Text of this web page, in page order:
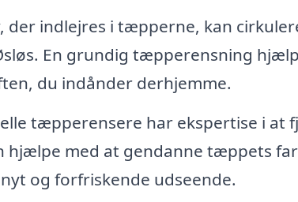
der indlejres i tæpperne, kan
En grundig tæpperensning
du indånder derhjemme.
tæpperensere har ekspertise i at
hjælpe med at gendanne tæppets
og forfriskende udseende.